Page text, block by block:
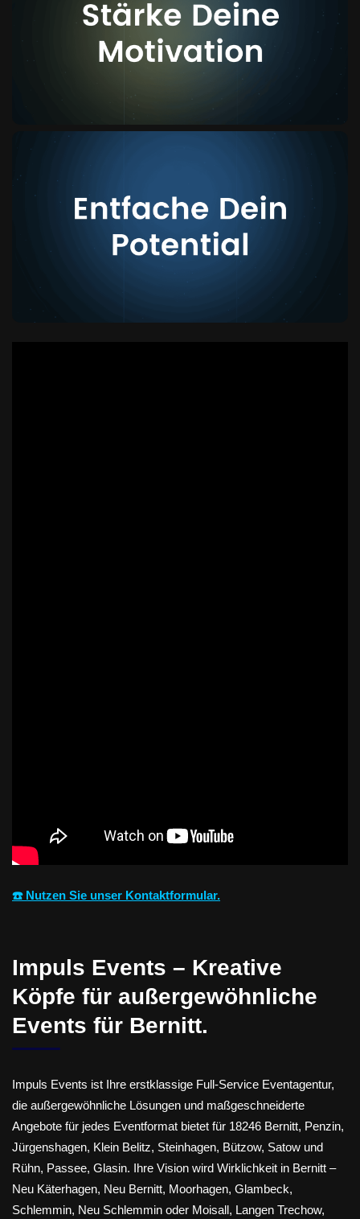
☎️ Nutzen Sie unser Kontaktformular.
Impuls Events – Kreative
Köpfe für außergewöhnliche
Events für Bernitt.
Impuls Events ist Ihre erstklassige Full-Service Eventagentur,
die außergewöhnliche Lösungen und maßgeschneiderte
Angebote für jedes Eventformat bietet für 18246 Bernitt, Penzin,
Jürgenshagen, Klein Belitz, Steinhagen, Bützow, Satow und
Rühn, Passee, Glasin. Ihre Vision wird Wirklichkeit in Bernitt –
Neu Käterhagen, Neu Bernitt, Moorhagen, Glambeck,
Schlemmin, Neu Schlemmin oder Moisall, Langen Trechow,